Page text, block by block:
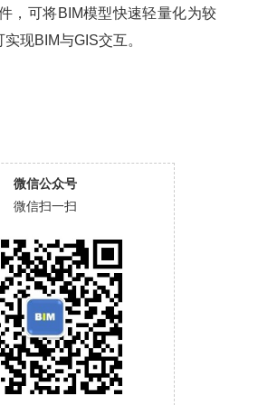
，可将BIM模型快速轻量化为较
现BIM与GIS交互。
微信公众号
微信扫一扫